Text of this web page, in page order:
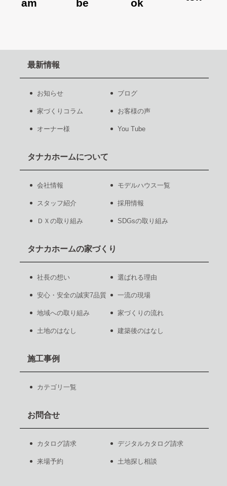
最新情報
お知らせ ブログ
家づくりコラム お客様の声
オーナー様 You Tube
タナカホームについて
会社情報 モデルハウス一覧
スタッフ紹介 採用情報
ＤＸの取り組み SDGsの取り組み
タナカホームの家づくり
社長の想い 選ばれる理由
安心・安全の誠実7品質 一流の現場
地域への取り組み 家づくりの流れ
土地のはなし 建築後のはなし
施工事例
カテゴリ一覧
お問合せ
カタログ請求 デジタルカタログ請求
来場予約 土地探し相談